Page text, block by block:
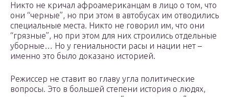
Никто не кричал афроамериканцам в лицо о том, что
они “черные”, но при этом в автобусах им отводились
специальные места. Никто не говорил им, что они
“грязные”, но при этом для них строились отдельные
уборные… Но у гениальности расы и нации нет –
именно это было доказано историей.
Режиссер не ставит во главу угла политические
вопросы. Это в большей степени история о людях,